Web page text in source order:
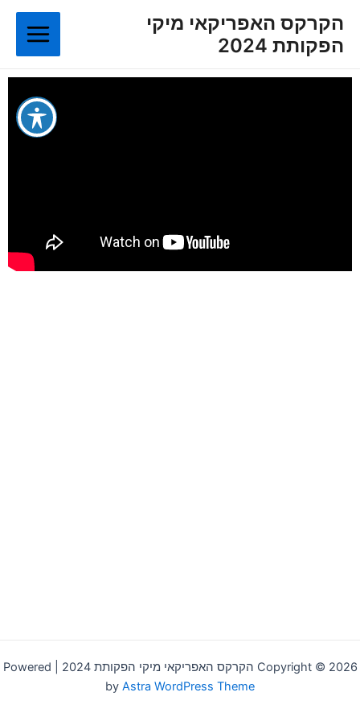
לתוכןהקרקס האפריקאי מיקי
הפקותת 2024
Main
Menu
Copyright © 2026 הקרקס האפריקאי מיקי הפקותת 2024 | Powered
by Astra WordPress Theme